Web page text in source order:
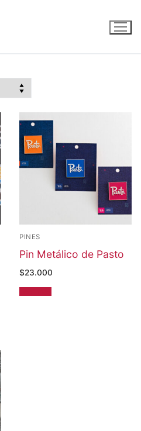
PINES
Pin Metálico de Pasto
$23.000